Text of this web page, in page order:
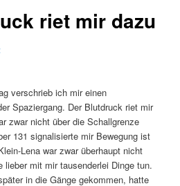
riet mir dazu
verschrieb ich mir einen
Spaziergang. Der Blutdruck riet mir
zwar nicht über die Schallgrenze
131 signalisierte mir Bewegung ist
Lena war zwar überhaupt nicht
lieber mit mir tausenderlei Dinge tun.
in die Gänge gekommen, hatte